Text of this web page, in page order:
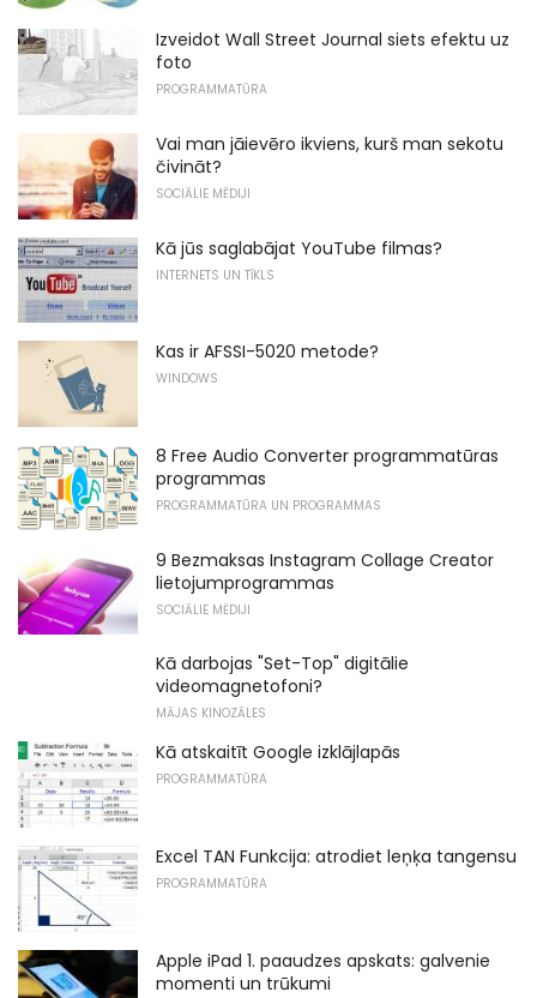
Izveidot Wall Street Journal siets efektu uz
foto
PROGRAMMATŪRA
Vai man jāievēro ikviens, kurš man sekotu
čivināt?
SOCIĀLIE MĒDIJI
Kā jūs saglabājat YouTube filmas?
INTERNETS UN TĪKLS
Kas ir AFSSI-5020 metode?
WINDOWS
8 Free Audio Converter programmatūras
programmas
PROGRAMMATŪRA UN PROGRAMMAS
9 Bezmaksas Instagram Collage Creator
lietojumprogrammas
SOCIĀLIE MĒDIJI
Kā darbojas "Set-Top" digitālie
videomagnetofoni?
MĀJAS KINOZĀLES
Kā atskaitīt Google izklājlapās
PROGRAMMATŪRA
Excel TAN Funkcija: atrodiet leņķa tangensu
PROGRAMMATŪRA
Apple iPad 1. paaudzes apskats: galvenie
momenti un trūkumi